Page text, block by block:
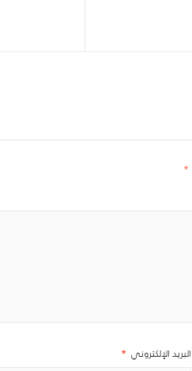
*
البريد الإلكتروني *